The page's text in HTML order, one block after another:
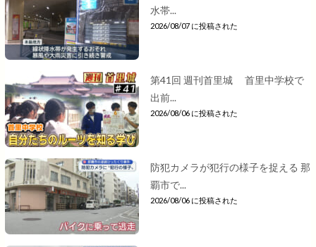
水帯...
2026/08/07 に投稿された
第41回 週刊首里城 首里中学校で
出前...
2026/08/06 に投稿された
防犯カメラが犯行の様子を捉える 那
覇市で...
2026/08/06 に投稿された